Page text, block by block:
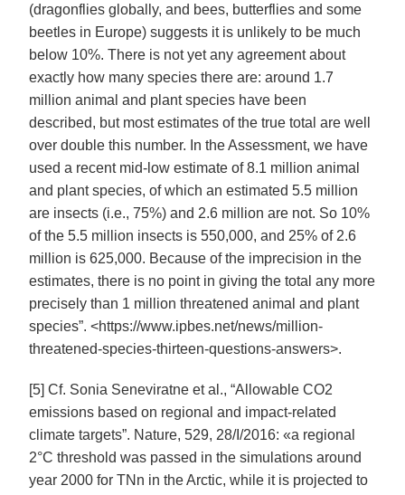
(dragonflies globally, and bees, butterflies and some
beetles in Europe) suggests it is unlikely to be much
below 10%. There is not yet any agreement about
exactly how many species there are: around 1.7
million animal and plant species have been
described, but most estimates of the true total are well
over double this number. In the Assessment, we have
used a recent mid-low estimate of 8.1 million animal
and plant species, of which an estimated 5.5 million
are insects (i.e., 75%) and 2.6 million are not. So 10%
of the 5.5 million insects is 550,000, and 25% of 2.6
million is 625,000. Because of the imprecision in the
estimates, there is no point in giving the total any more
precisely than 1 million threatened animal and plant
species”. <https://www.ipbes.net/news/million-
threatened-species-thirteen-questions-answers>.
[5] Cf. Sonia Seneviratne et al., “Allowable CO2
emissions based on regional and impact-related
climate targets”. Nature, 529, 28/I/2016: «a regional
2°C threshold was passed in the simulations around
year 2000 for TNn in the Arctic, while it is projected to